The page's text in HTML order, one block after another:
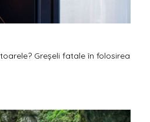
Greșeli fatale în folosirea